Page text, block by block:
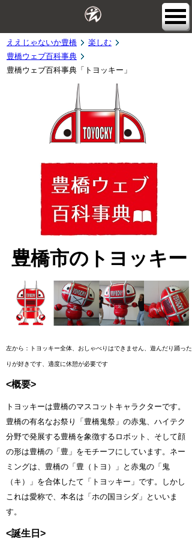
ええじゃないか豊橋
楽しむ
豊橋ウェブ百科事典
豊橋ウェブ百科事典「トヨッキー」
豊橋市のトヨッキー
左から：トヨッキー全体、おしゃべりはできません、遊んだり踊った
りが好きです、適度に休憩が必要です
<概要>
トヨッキーは豊橋のマスコットキャラクターです。
豊橋の有名なお祭り「豊橋鬼祭」の赤鬼、 ハイテク
分野で発展する豊橋を象徴するロボット、 そして顔
の形は豊橋の「豊」をモチーフにしています。 ネー
ミングは、豊橋の「豊（トヨ）」と赤鬼の「鬼
（キ）」を合体したて「トヨッキー」です。しかし
これは愛称で、 本名は「ホの国ヨシダ」といいま
す。
<誕生日>